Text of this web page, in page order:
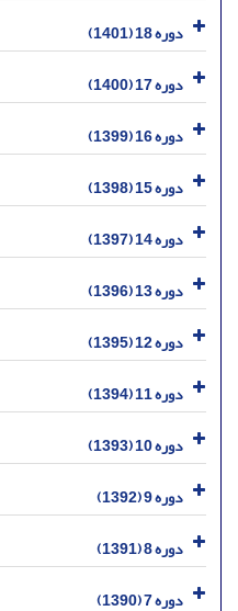
دوره 18 (1401)
دوره 17 (1400)
دوره 16 (1399)
دوره 15 (1398)
دوره 14 (1397)
دوره 13 (1396)
دوره 12 (1395)
دوره 11 (1394)
دوره 10 (1393)
دوره 9 (1392)
دوره 8 (1391)
دوره 7 (1390)